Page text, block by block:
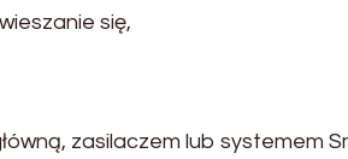
się,
zasilaczem lub systemem